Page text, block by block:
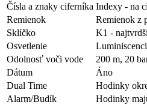
Čísla a znaky ciferníka Indexy - na
Remienok
Remienok z
Sklíčko
K1 -
Osvetlenie
Odolnosť voči vode
200 m, 20
Dátum
Áno
Dual Time
Hodinky
Alarm/Budík
Hodinky